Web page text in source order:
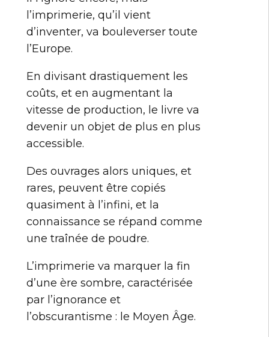
l’imprimerie, qu’il vient
d’inventer, va bouleverser toute
l’Europe.
En divisant drastiquement les
coûts, et en augmentant la
vitesse de production, le livre va
devenir un objet de plus en plus
accessible.
Des ouvrages alors uniques, et
rares, peuvent être copiés
quasiment à l’infini, et la
connaissance se répand comme
une traînée de poudre.
L’imprimerie va marquer la fin
d’une ère sombre, caractérisée
par l’ignorance et
l’obscurantisme : le Moyen Âge.